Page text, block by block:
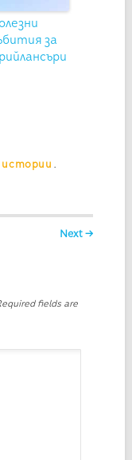
за
истории .
Next →
fields are